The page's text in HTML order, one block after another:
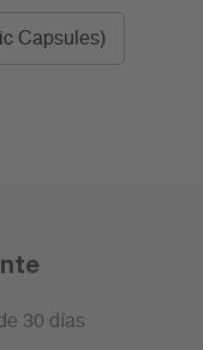
Capsules)
30 días